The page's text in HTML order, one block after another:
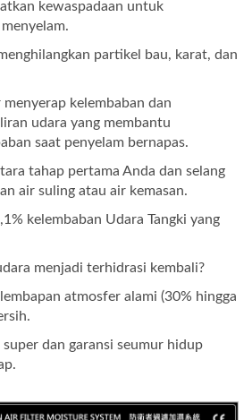
kewaspadaan untuk
partikel bau, karat, dan
kelembaban dan
udara yang membantu
saat penyelam bernapas.
tahap pertama Anda dan selang
air suling atau air kemasan.
kelembaban Udara Tangki yang
menjadi terhidrasi kembali?
atmosfer alami (30% hingga
dan garansi seumur hidup